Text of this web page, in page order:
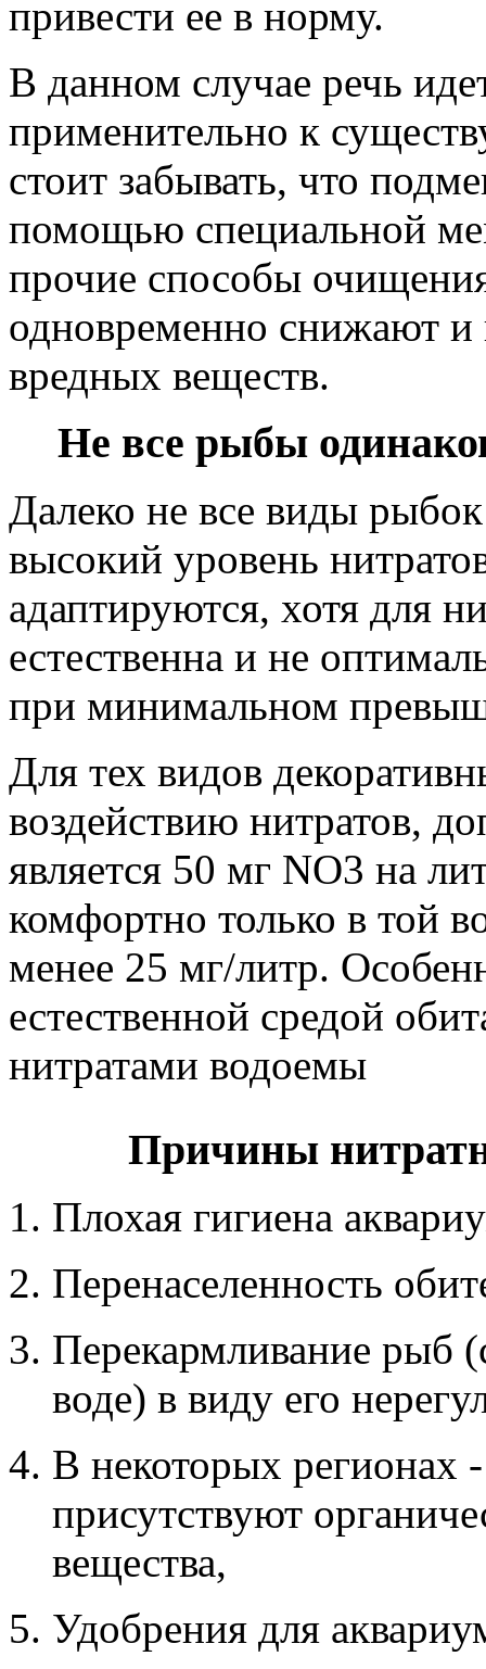
привести ее в норму.
В данном случае речь
применительно к
стоит забывать, что
помощью специальной
прочие способы
одновременно снижают и
вредных веществ.
Не все рыбы
Далеко не все виды
высокий уровень
адаптируются, хотя для
естественна и не
при минимальном
Для тех видов
воздействию нитратов,
является 50 мг NO3 на
комфортно только в той
менее 25 мг/литр.
естественной средой
нитратами водоемы
Причины
Плохая гигиена
Перенаселенность
Перекармливание рыб
воде) в виду его
В некоторых регионах
присутствуют
вещества,
Удобрения для